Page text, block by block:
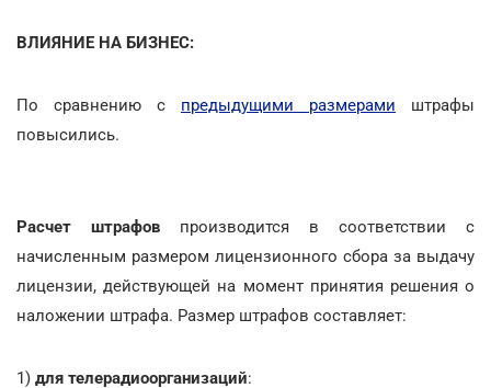
ВЛИЯНИЕ НА БИЗНЕС:
По сравнению с предыдущими размерами штрафы
повысились.
Расчет штрафов производится в соответствии с
начисленным размером лицензионного сбора за выдачу
лицензии, действующей на момент принятия решения о
наложении штрафа. Размер штрафов составляет:
1) для телерадиоорганизаций: